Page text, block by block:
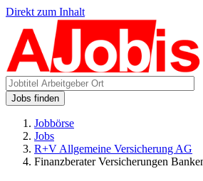
Direkt zum Inhalt
Jobs finden
Jobbörse
Jobs
R+V Allgemeine Versicherung AG
Finanzberater Versicherungen